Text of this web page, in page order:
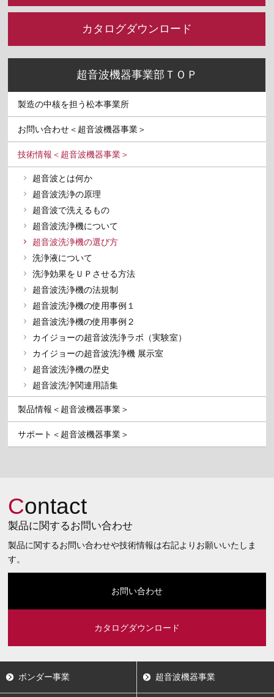
カタログダウンロード
超音波機器事業部ＴＯＰ
製造の中核を担う松本事業所
お問い合わせ＜超音波機器事業＞
技術情報＜超音波機器事業＞
超音波とは何か
超音波洗浄の原理
超音波で洗えるもの
超音波洗浄機について
超音波洗浄機の選び方
洗浄液について
洗浄効果をＵＰさせる方法
超音波洗浄機の法規制
超音波洗浄機の使用事例１
超音波洗浄機の使用事例２
カイジョーの超音波洗浄ラボ（実験室）
カイジョーの超音波洗浄機 展示室
超音波洗浄機の歴史
超音波洗浄関連用語集
製品情報＜超音波機器事業＞
サポート＜超音波機器事業＞
Contact
製品に関するお問い合わせ
製品に関するお問い合わせや技術情報は右記よりお願いいたしま
す。
お問い合わせ
カタログダウンロード
ボンダー事業 超音波機器事業